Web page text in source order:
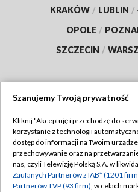
KRAKÓW / LUBLIN /
OPOLE /
SZCZECIN /
Abonament TVP
Emisja w TVP
Polityka
Szanujemy Twoją prywatność
Kliknij "Akceptuję i przechodzę do
korzystanie z technologii
dostęp do informacji na Twoim
przechowywanie oraz na
nas, czyli Telewizję Polską S.A. w
Zaufanych Partnerów z IAB* (1201
Partnerów TVP (93 firm), w celach